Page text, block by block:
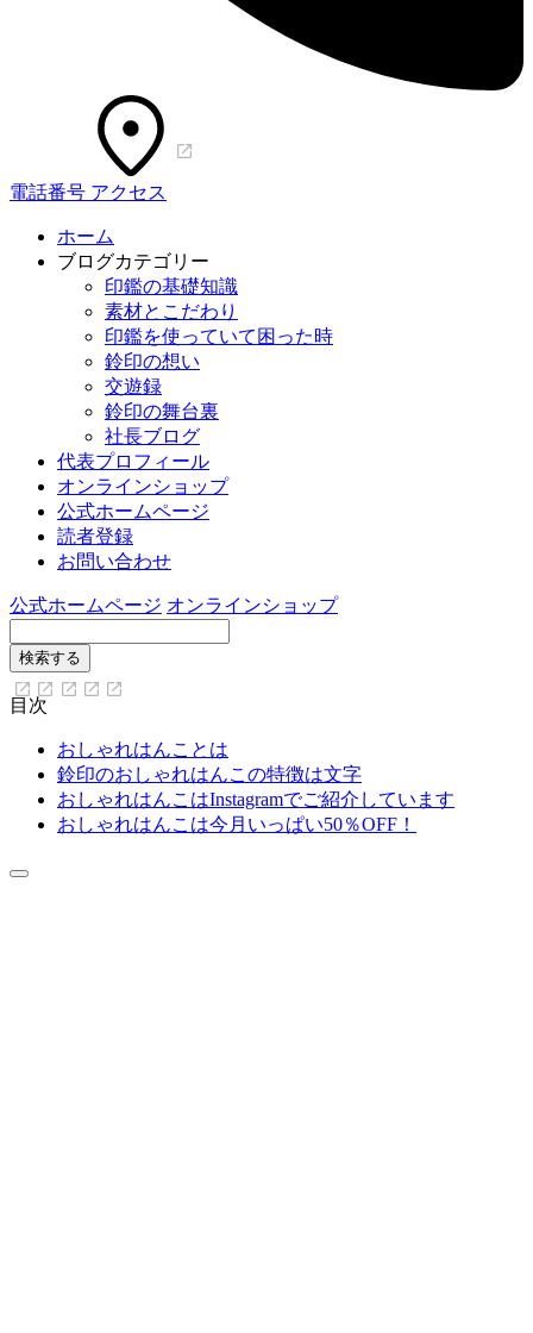
電話番号 アクセス
ホーム
ブログカテゴリー
印鑑の基礎知識
素材とこだわり
印鑑を使っていて困った時
鈴印の想い
交遊録
鈴印の舞台裏
社長ブログ
代表プロフィール
オンラインショップ
公式ホームページ
読者登録
お問い合わせ
公式ホームページ オンラインショップ
目次
おしゃれはんことは
鈴印のおしゃれはんこの特徴は文字
おしゃれはんこはInstagramでご紹介しています
おしゃれはんこは今月いっぱい50％OFF！